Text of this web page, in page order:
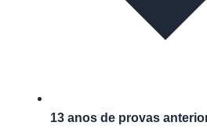
13 anos de provas